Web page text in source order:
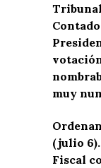
muy
(julio
Fiscal